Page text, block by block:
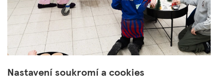
Nastavení soukromí a cookies